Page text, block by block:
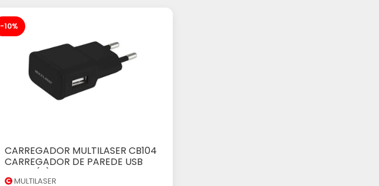
-10%
Adicionar ao Carrinho
CARREGADOR MULTILASER CB104
CARREGADOR DE PAREDE USB
PRETO(A)
MULTILASER